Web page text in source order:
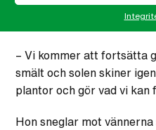
Mirna nickar och petar
överlevande
– Vi kommer att fortsätta
smält och solen skiner
plantor och gör vad vi kan
Hon sneglar mot